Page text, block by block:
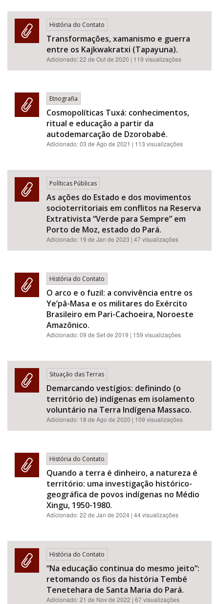
História do Contato
Transformações, xamanismo e guerra
entre os Kajkwakratxi (Tapayuna).
Adicionado:22 de Out de 2020 | 119 visualizações
Etnografia
Cosmopolíticas Tuxá: conhecimentos,
ritual e educação a partir da
autodemarcação de Dzorobabé.
Adicionado:03 de Ago de 2021 | 113 visualizações
Políticas Públicas
As ações do Estado e dos movimentos
socioterritoriais em conflitos na Reserva
Extrativista “Verde para Sempre” em
Porto de Moz, estado do Pará.
Adicionado: 19 de Jan de 2023 | 47 visualizações
História do Contato
O arco e o fuzil: a convivência entre os
Ye’pâ-Masa e os militares do Exército
Brasileiro em Pari-Cachoeira, Noroeste
Amazônico.
Adicionado:09 de Set de 2019 | 159 visualizações
Situação das Terras
Demarcando vestígios: definindo (o
território de) indígenas em isolamento
voluntário na Terra Indígena Massaco.
Adicionado: 18 de Ago de 2020 | 109 visualizações
História do Contato
Quando a terra é dinheiro, a natureza é
território: uma investigação histórico-
geográfica de povos indígenas no Médio
Xingu, 1950-1980.
Adicionado:22 de Jan de 2024 | 44 visualizações
História do Contato
“Na educação continua do mesmo jeito”:
retomando os fios da história Tembé
Tenetehara de Santa Maria do Pará.
Adicionado:21 de Nov de 2022 | 67 visualizações